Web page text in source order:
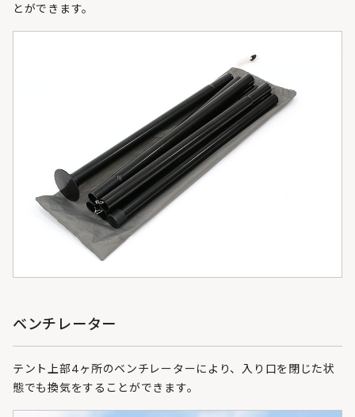
とができます。
ベンチレーター
テント上部4ヶ所のベンチレーターにより、入り口を閉じた状
態でも換気をすることができます。